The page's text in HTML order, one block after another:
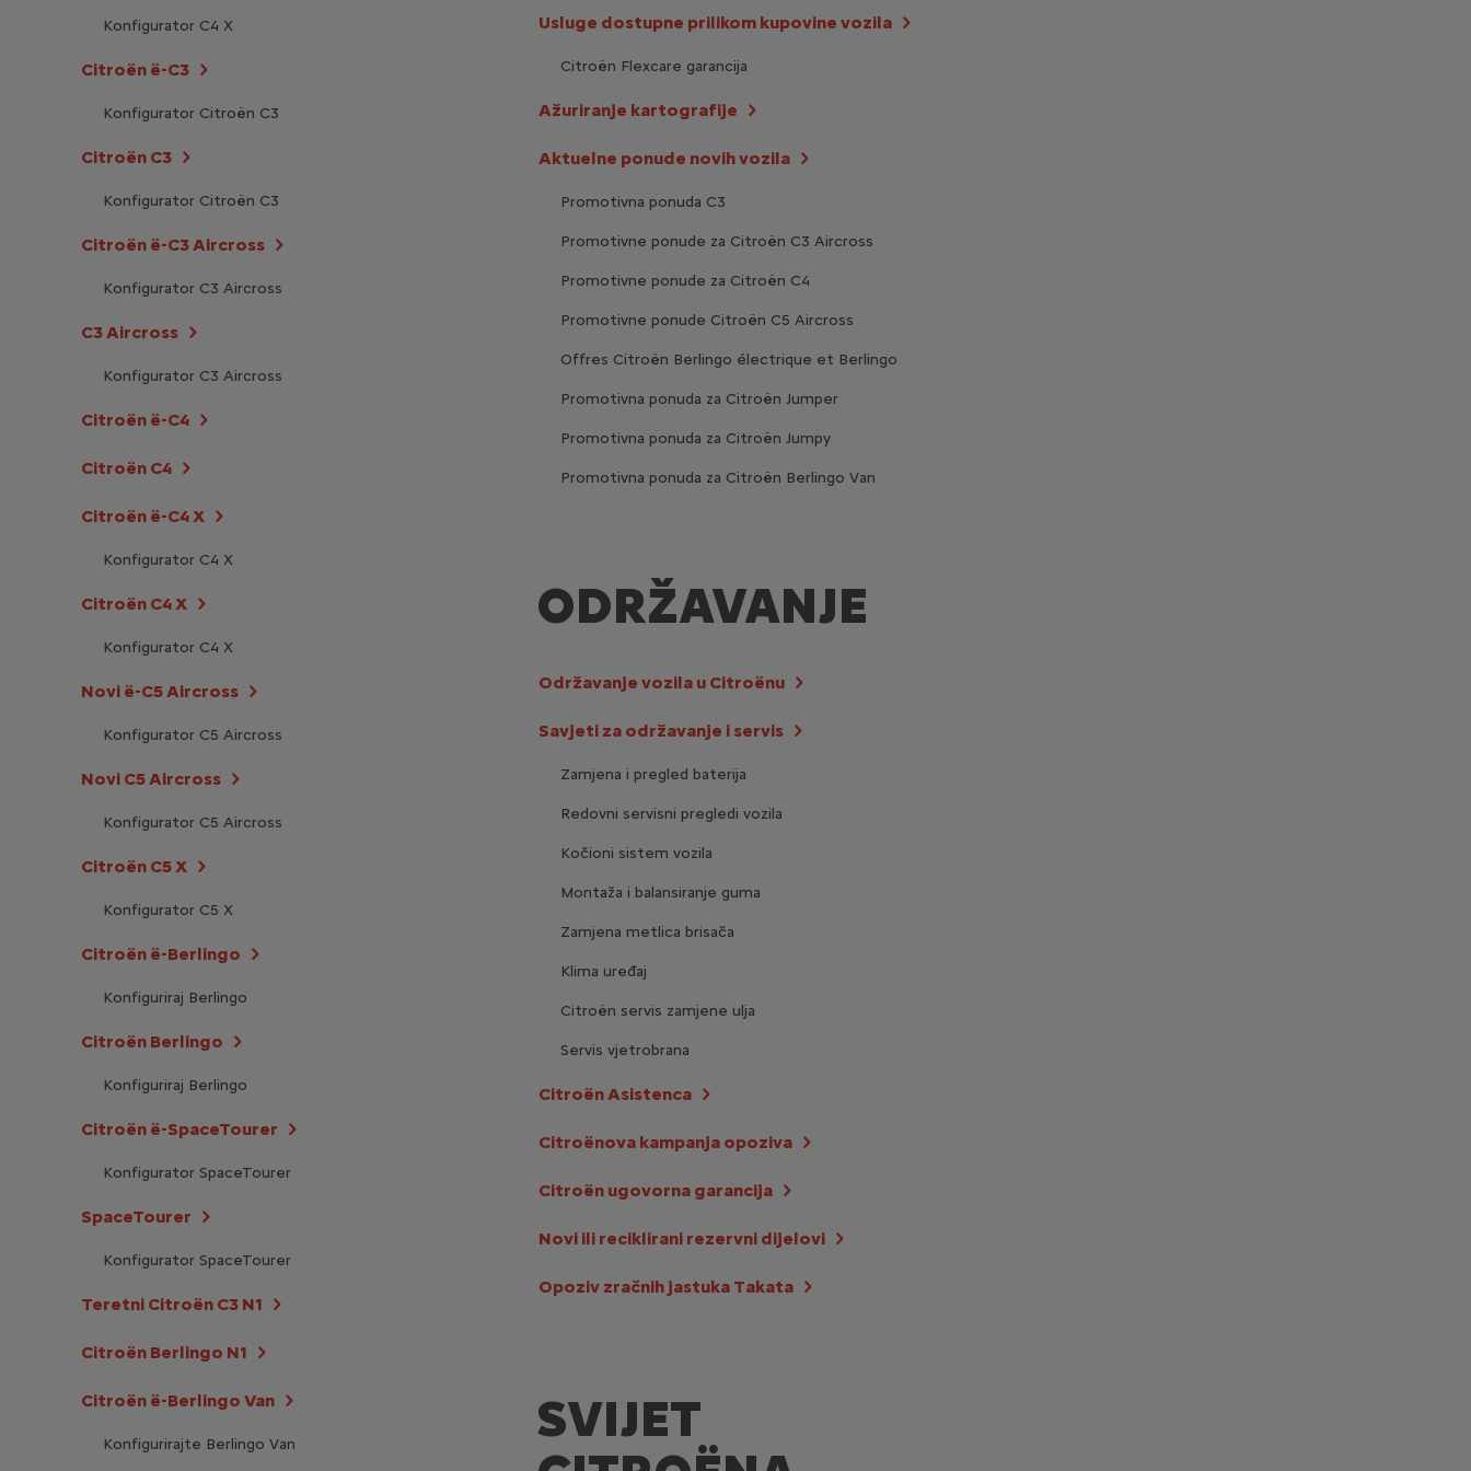
Konfigurator C4 X
Citroën ë-C3
Konfigurator Citroën C3
Citroën C3
Konfigurator Citroën C3
Citroën ë-C3 Aircross
Konfigurator C3 Aircross
C3 Aircross
Konfigurator C3 Aircross
Citroën ë-C4
Citroën C4
Citroën ë-C4 X
Konfigurator C4 X
Citroën C4 X
Konfigurator C4 X
Novi ë-C5 Aircross
Konfigurator C5 Aircross
Novi C5 Aircross
Konfigurator C5 Aircross
Citroën C5 X
Konfigurator C5 X
Citroën ë-Berlingo
Konfiguriraj Berlingo
Citroën Berlingo
Konfiguriraj Berlingo
Citroën ë-SpaceTourer
Konfigurator SpaceTourer
SpaceTourer
Konfigurator SpaceTourer
Teretni Citroën C3 N1
Citroën Berlingo N1
Citroën ë-Berlingo Van
Konfigurirajte Berlingo Van
Usluge dostupne prilikom kupovine vozila
Citroën Flexcare garancija
Ažuriranje kartografije
Aktuelne ponude novih vozila
Promotivna ponuda C3
Promotivne ponude za Citroën C3 Aircross
Promotivne ponude za Citroën C4
Promotivne ponude Citroën C5 Aircross
Offres Citroën Berlingo électrique et Berlingo
Promotivna ponuda za Citroën Jumper
Promotivna ponuda za Citroën Jumpy
Promotivna ponuda za Citroën Berlingo Van
ODRŽAVANJE
Održavanje vozila u Citroënu
Savjeti za održavanje i servis
Zamjena i pregled baterija
Redovni servisni pregledi vozila
Kočioni sistem vozila
Montaža i balansiranje guma
Zamjena metlica brisača
Klima uređaj
Citroën servis zamjene ulja
Servis vjetrobrana
Citroën Asistenca
Citroënova kampanja opoziva
Citroën ugovorna garancija
Novi ili reciklirani rezervni dijelovi
Opoziv zračnih jastuka Takata
SVIJET